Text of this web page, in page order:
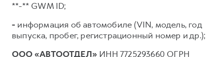
**-** GWM ID;
- информация об автомобиле (VIN, модель, год
выпуска, пробег, регистрационный номер и др.);
ООО «АВТООТДЕЛ» ИНН 7725293660 ОГРН